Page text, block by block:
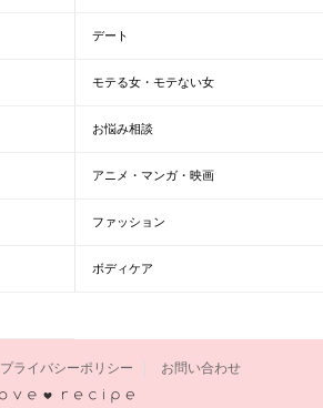
デート
モテる女・モテない女
お悩み相談
アニメ・マンガ・映画
ファッション
ボディケア
プライバシーポリシー お問い合わせ